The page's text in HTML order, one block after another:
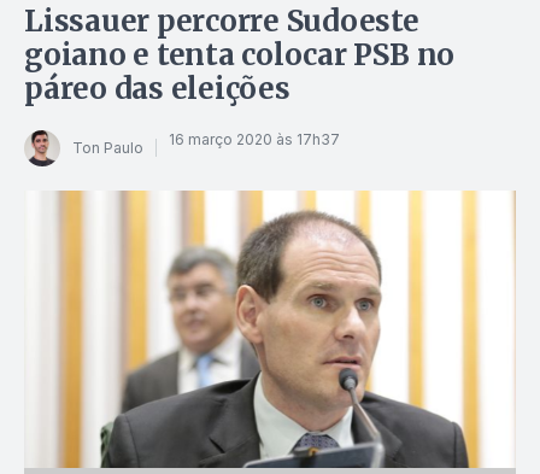
Lissauer percorre Sudoeste
goiano e tenta colocar PSB no
páreo das eleições
Ton Paulo 16 março 2020 às 17h37